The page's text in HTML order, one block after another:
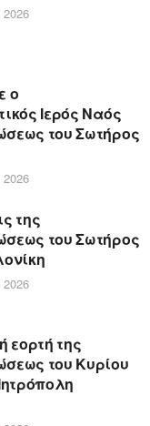
ο
Ιερός Ναός
του Σωτήρος
της
του Σωτήρος
εορτή της
του Κυρίου